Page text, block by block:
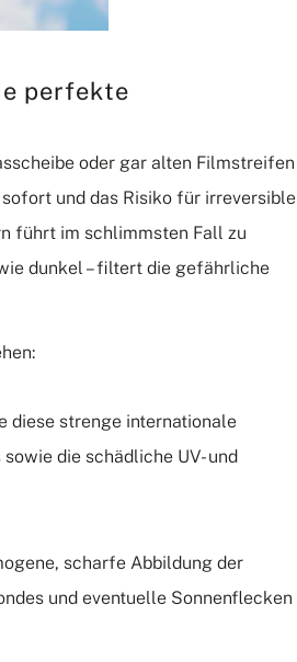
perfekte
oder gar alten Filmstreifen
und das Risiko für irreversible
führt im schlimmsten Fall zu
dunkel – filtert die gefährliche
diese strenge internationale
die schädliche UV- und
scharfe Abbildung der
und eventuelle Sonnenflecken